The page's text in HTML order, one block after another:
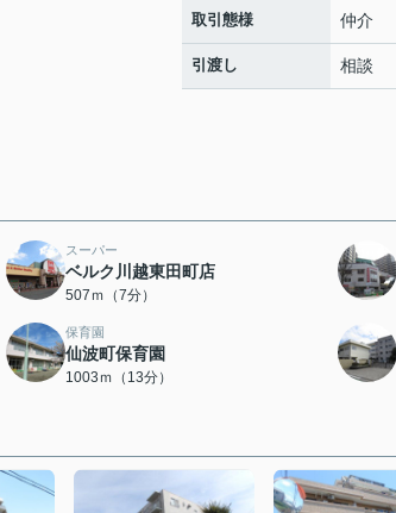
取引態様 仲介
引渡し 相談
スーパー
ベルク川越東田町店
507ｍ（7分）
保育園
仙波町保育園
1003ｍ（13分）